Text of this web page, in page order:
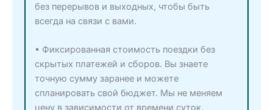
без перерывов и выходных, чтобы быть
всегда на связи с вами.
• Фиксированная стоимость поездки без
скрытых платежей и сборов. Вы знаете
точную сумму заранее и можете
спланировать свой бюджет. Мы не меняем
цену в зависимости от времени суток,